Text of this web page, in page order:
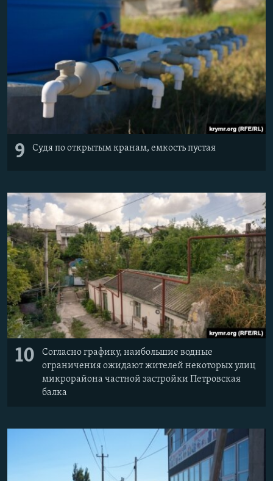
9 Судя по открытым кранам, емкость пустая
10
Согласно графику, наибольшие водные
ограничения ожидают жителей некоторых улиц
микрорайона частной застройки Петровская
балка